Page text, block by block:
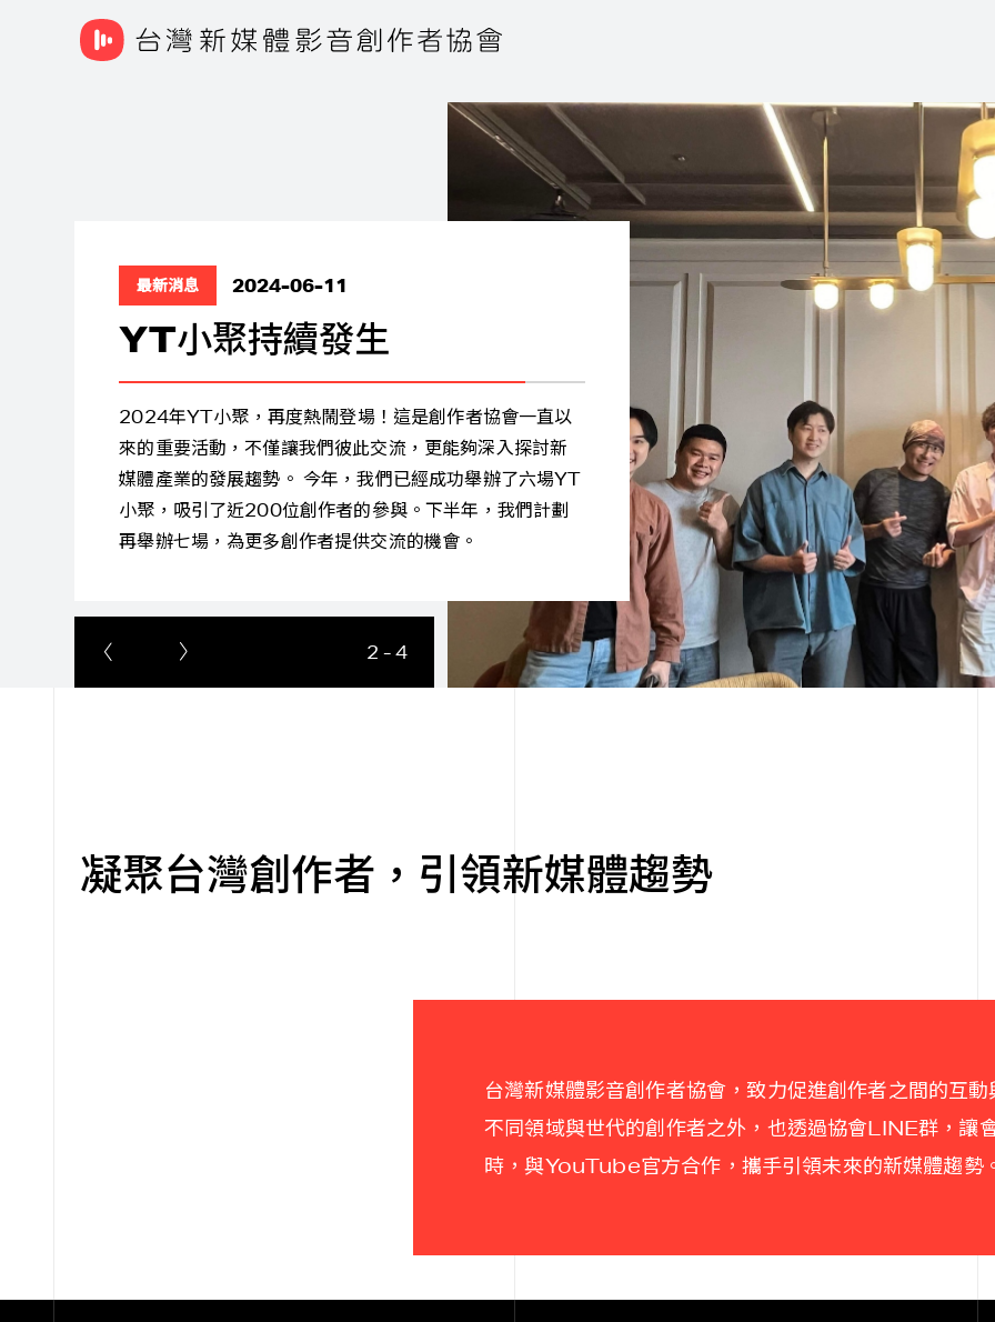
最新消息 2024-01-03
2023 年第三屆年終派對
After Party 感謝大家再一次的熱烈參與，這一次有超過
250個頻道、400多位創作者參與派對。現場除了漢來美
食集團提供的美味餐點、贊助廠商提供的抽獎獎品之外，
今年還致敬魔鬼的計謀設計了各種闖關與益智遊戲，讓創
作者可以用實力爭取獎金！
3 -4
凝聚台灣創作者，引領新媒體趨勢
台灣新媒體影音創作者協會，致力促進創作者之間的互
不同領域與世代的創作者之外，也透過協會LINE群，讓
時，與YouTube官方合作，攜手引領未來的新媒體趨勢